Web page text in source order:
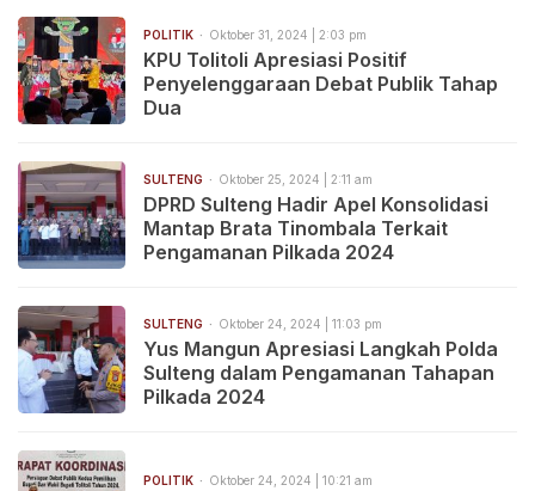
POLITIK Oktober 31, 2024 | 2:03 pm
KPU Tolitoli Apresiasi Positif
Penyelenggaraan Debat Publik Tahap
Dua
SULTENG Oktober 25, 2024 | 2:11 am
DPRD Sulteng Hadir Apel Konsolidasi
Mantap Brata Tinombala Terkait
Pengamanan Pilkada 2024
SULTENG Oktober 24, 2024 | 11:03 pm
Yus Mangun Apresiasi Langkah Polda
Sulteng dalam Pengamanan Tahapan
Pilkada 2024
POLITIK Oktober 24, 2024 | 10:21 am